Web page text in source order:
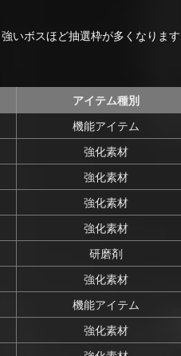
いボスほど抽選枠が多くなります
アイテム種別
機能アイテム
強化素材
強化素材
強化素材
強化素材
研磨剤
強化素材
機能アイテム
強化素材